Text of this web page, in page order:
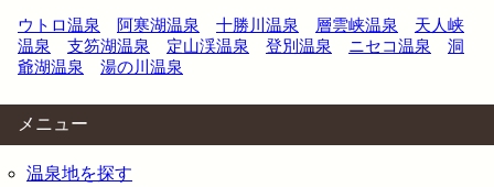
ウトロ温泉 阿寒湖温泉 十勝川温泉 層雲峡温泉
天人峡
温泉
支笏湖温泉 定山渓温泉 登別温泉 ニセコ温泉
洞
爺湖温泉
湯の川温泉
メニュー
温泉地を探す